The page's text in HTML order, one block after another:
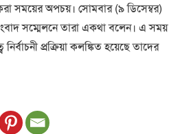
সময়ের অপচয়। সোমবার (৯ ডিসেম্বর)
সম্মেলনে তারা একথা বলেন। এ সময়
প্রক্রিয়া কলঙ্কিত হয়েছে তাদের